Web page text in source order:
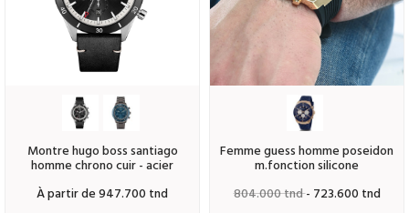
montre hugo boss santiago
homme chrono cuir - acier
à partir de 947.700 tnd
femme guess homme poseidon
m.fonction silicone
804.000 tnd- 723.600 tnd